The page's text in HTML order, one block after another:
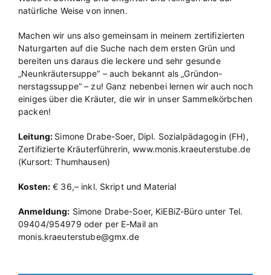
natürliche Weise von innen.
Machen wir uns also gemeinsam in meinem zertifizierten
Naturgarten auf die Suche nach dem ersten Grün und
bereiten uns daraus die leckere und sehr gesunde
„Neunkräutersuppe“ – auch bekannt als „Gründon-
nerstagssuppe“ – zu! Ganz nebenbei lernen wir auch noch
einiges über die Kräuter, die wir in unser Sammelkörbchen
packen!
Leitung: Simone Drabe-Soer, Dipl. Sozialpädagogin (FH),
Zertifizierte Kräuterführerin, www.monis.kraeuterstube.de
(Kursort: Thumhausen)
Kosten:€ 36,– inkl. Skript und Material
Anmeldung: Simone Drabe-Soer, KiEBiZ-Büro unter Tel.
09404/954979 oder per E-Mail an
monis.kraeuterstube@gmx.de